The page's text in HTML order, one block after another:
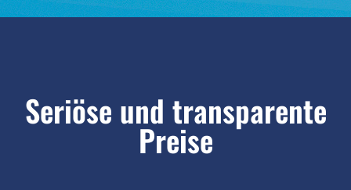
Seriöse und transparente
Preise